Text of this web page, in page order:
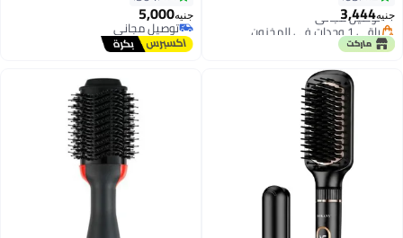
أسود أنيق | بناء متين لأداء طويل
الأمد | HSB101SDE
جنيه3,444
توصيل مجاني
باقي 1 وحدات في المخزون
توصيل مجاني
جنيه5,000
توصيل مجاني
توصيل مجاني